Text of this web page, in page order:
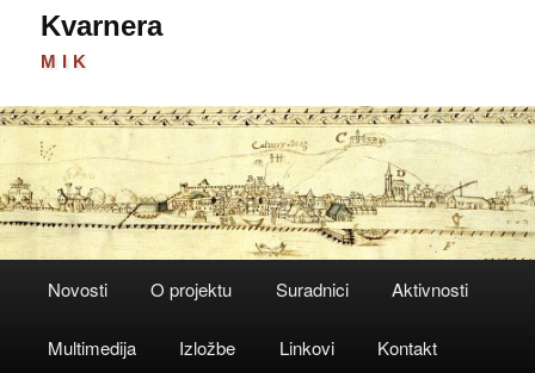
Kvarnera
MIK
Novosti O projektu Suradnici Aktivnosti
Multimedija Izložbe Linkovi Kontakt